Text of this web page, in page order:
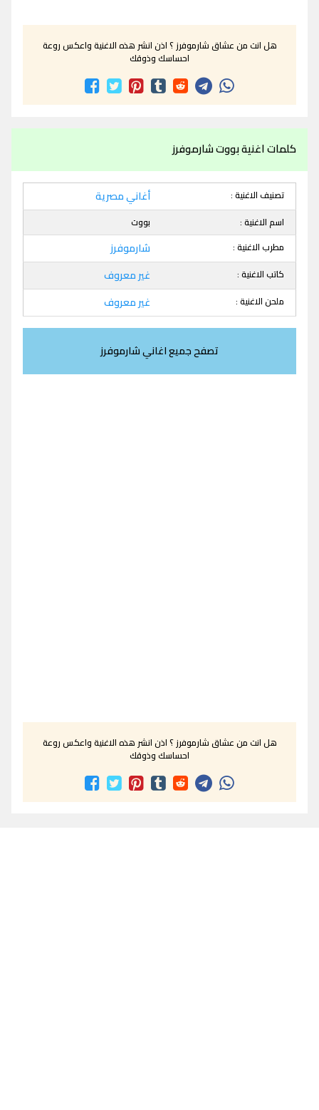
هل انت من عشاق شارموفرز ؟ اذن انشر هذه الاغنية واعكس روعة
احساسك وذوقك
كلمات اغنية بووت شارموفرز
تصنيف الاغنية : أغاني مصرية
اسم الاغنية :
بووت
مطرب الاغنية :
شارموفرز
كاتب الاغنية : غير معروف
ملحن الاغنية : غير معروف
تصفح جميع اغاني شارموفرز
هل انت من عشاق شارموفرز ؟ اذن انشر هذه الاغنية واعكس روعة
احساسك وذوقك